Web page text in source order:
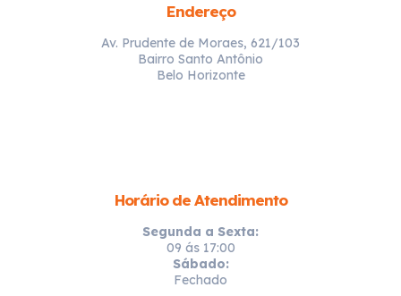
Endereço
Av. Prudente de Moraes, 621/103
Bairro Santo Antônio
Belo Horizonte
Horário de Atendimento
Segunda a Sexta:
09 ás 17:00
Sábado:
Fechado